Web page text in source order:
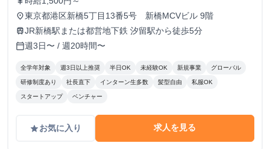
place東京都港区新橋5丁目13番5号 新橋MCVビル 9階
trainJR新橋駅または都営地下鉄 汐留駅から徒歩5分
calendar_today週3日〜 / 週20時間〜
全学年対象 週3日以上推奨 半日OK 未経験OK 新規事業 グローバル
研修制度あり 社長直下 インターン生多数 髪型自由 私服OK
スタートアップ ベンチャー
gradeお気に入り 求人を見る